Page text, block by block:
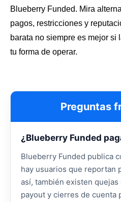
Blueberry Funded. Mira
pagos, restricciones y
barata no siempre es mejor si
tu forma de operar.
Preguntas
¿Blueberry Funded
Blueberry Funded publica
hay usuarios que reportan
así, también existen
payout y cierres de cuenta